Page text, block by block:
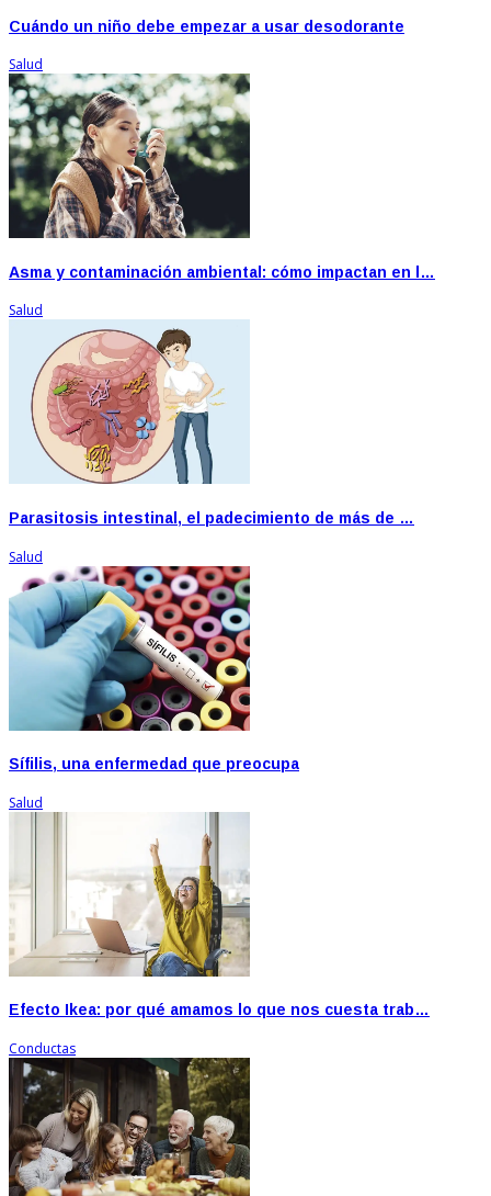
Cuándo un niño debe empezar a usar desodorante
Salud
Asma y contaminación ambiental: cómo impactan en l…
Salud
Parasitosis intestinal, el padecimiento de más de …
Salud
Sífilis, una enfermedad que preocupa
Salud
Efecto Ikea: por qué amamos lo que nos cuesta trab…
Conductas